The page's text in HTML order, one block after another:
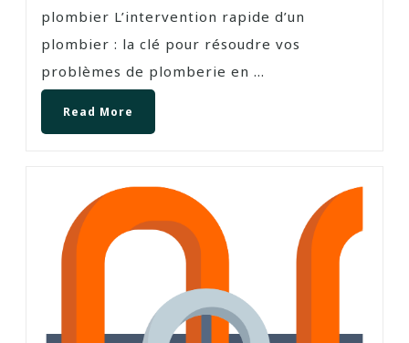
plombier L’intervention rapide d’un
plombier : la clé pour résoudre vos
problèmes de plomberie en ...
Read More